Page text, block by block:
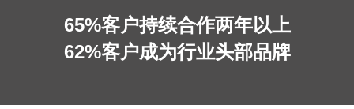
65%客户持续合作两年以上
62%客户成为行业头部品牌